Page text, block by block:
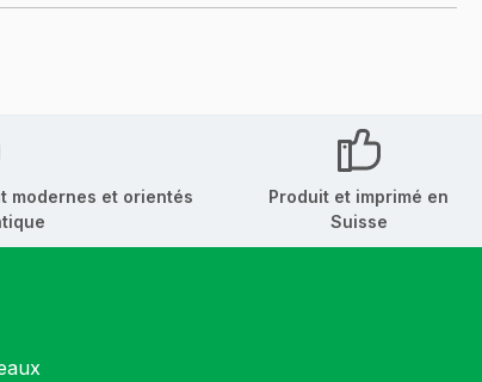
modernes et orientés
Produit et imprimé en
Suisse